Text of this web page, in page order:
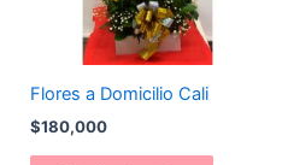
Flores a Domicilio Cali
$180,000